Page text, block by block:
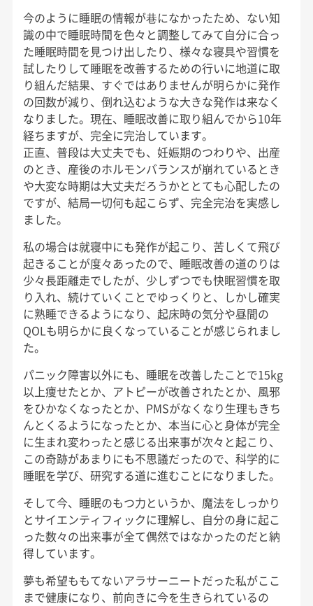
今のように睡眠の情報が巷になかったため、ない知
識の中で睡眠時間を色々と調整してみて自分に合っ
た睡眠時間を見つけ出したり、様々な寝具や習慣を
試したりして睡眠を改善するための行いに地道に取
り組んだ結果、すぐではありませんが明らかに発作
の回数が減り、倒れ込むような大きな発作は来なく
なりました。現在、睡眠改善に取り組んでから10年
経ちますが、完全に完治しています。
正直、普段は大丈夫でも、妊娠期のつわりや、出産
のとき、産後のホルモンバランスが崩れているとき
や大変な時期は大丈夫だろうかととても心配したの
ですが、結局一切何も起こらず、完全完治を実感し
ました。
私の場合は就寝中にも発作が起こり、苦しくて飛び
起きることが度々あったので、睡眠改善の道のりは
少々長距離走でしたが、少しずつでも快眠習慣を取
り入れ、続けていくことでゆっくりと、しかし確実
に熟睡できるようになり、起床時の気分や昼間の
QOLも明らかに良くなっていることが感じられまし
た。
パニック障害以外にも、睡眠を改善したことで15kg
以上痩せたとか、アトピーが改善されたとか、風邪
をひかなくなったとか、PMSがなくなり生理もきち
んとくるようになったとか、本当に心と身体が完全
に生まれ変わったと感じる出来事が次々と起こり、
この奇跡があまりにも不思議だったので、科学的に
睡眠を学び、研究する道に進むことになりました。
そして今、睡眠のもつ力というか、魔法をしっかり
とサイエンティフィックに理解し、自分の身に起こ
った数々の出来事が全て偶然ではなかったのだと納
得しています。
夢も希望ももてないアラサーニートだった私がここ
まで健康になり、前向きに今を生きられているの